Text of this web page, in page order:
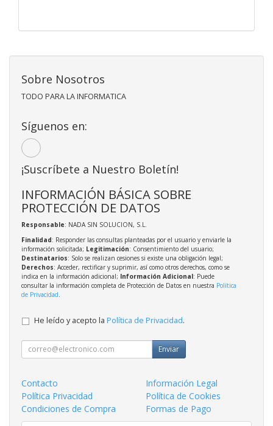
Sobre Nosotros
TODO PARA LA INFORMATICA
Síguenos en:
¡Suscríbete a Nuestro Boletín!
INFORMACIÓN BÁSICA SOBRE
PROTECCIÓN DE DATOS
Responsable: NADA SIN SOLUCION, S.L.
Finalidad: Responder las consultas planteadas por el usuario y enviarle la
información solicitada; Legitimación: Consentimiento del usuario;
Destinatarios: Solo se realizan cesiones si existe una obligación legal;
Derechos: Acceder, rectificar y suprimir, así como otros derechos, como se
indica en la información adicional; Información Adicional: Puede
consultar la información completa de Protección de Datos en nuestra Política
de Privacidad
He leído y acepto la Política de Privacidad.
Enviar
Contacto
Información Legal
Política Privacidad
Política de Cookies
Condiciones de Compra
Formas de Pago